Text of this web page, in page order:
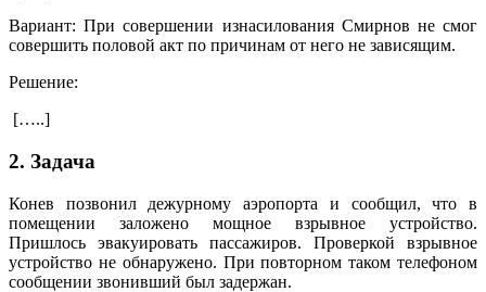
Вариант: При совершении изнасилования Смирнов не смог
совершить половой акт по причинам от него не зависящим.
Решение:
[…..]
2. Задача
Конев позвонил дежурному аэропорта и сообщил, что в
помещении заложено мощное взрывное устройство.
Пришлось эвакуировать пассажиров. Проверкой взрывное
устройство не обнаружено. При повторном таком телефоном
сообщении звонивший был задержан.